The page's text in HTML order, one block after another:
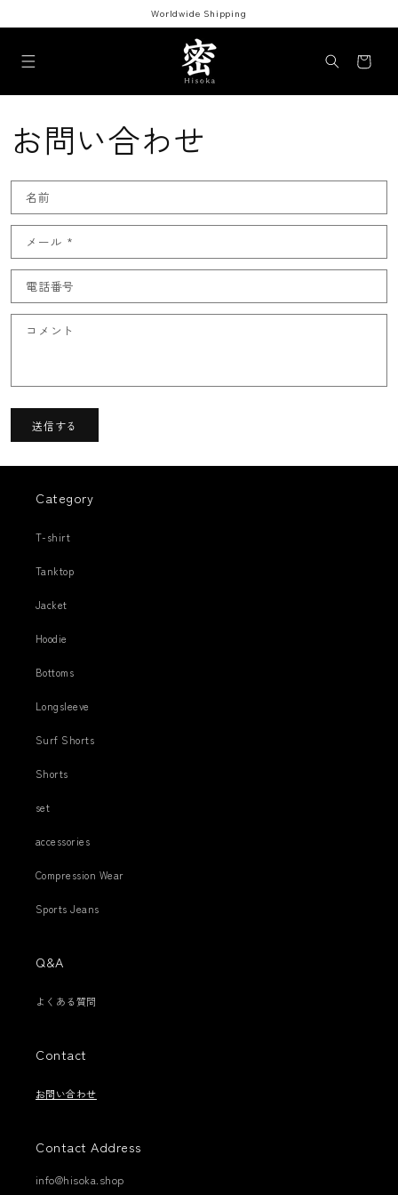
進む
Worldwide Shipping
ー
お問い合わせ
問
い
わ
フ
名前
メール *
電話番号
コメント
送信する
Category
T-shirt
Tanktop
Jacket
Hoodie
Bottoms
Longsleeve
Surf Shorts
Shorts
set
accessories
Compression Wear
Sports Jeans
Q&A
よくある質問
Contact
お問い合わせ
Contact Address
info@hisoka.shop